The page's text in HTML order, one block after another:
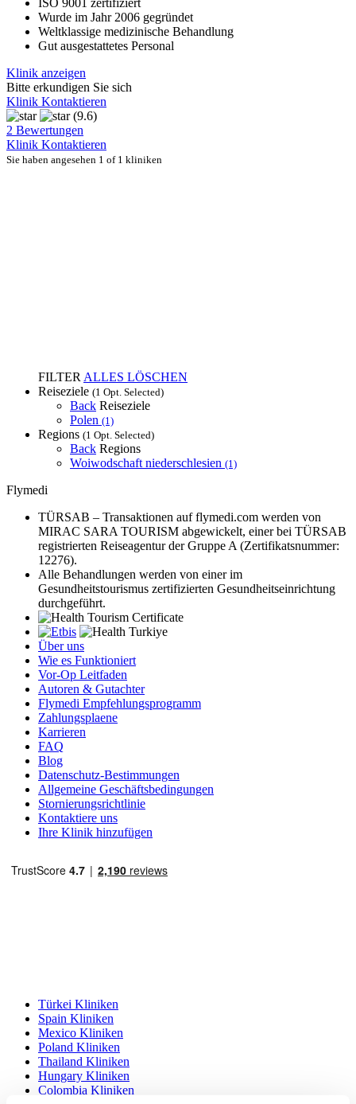
Wurde im Jahr 2006 gegründet
Weltklassige medizinische Behandlung
Gut ausgestattetes Personal
Klinik anzeigen
Bitte erkundigen Sie sich
Klinik Kontaktieren
(9.6)
2 Bewertungen
Klinik Kontaktieren
Sie haben angesehen 1 of 1 kliniken
FILTER ALLES LÖSCHEN
Reiseziele (1 Opt. Selected)
Back Reiseziele
Polen (1)
Regions (1 Opt. Selected)
Back Regions
Woiwodschaft niederschlesien (1)
Flymedi
TÜRSAB – Transaktionen auf flymedi.com werden von
MIRAC SARA TOURISM abgewickelt, einer bei TÜRSAB
registrierten Reiseagentur der Gruppe A (Zertifikatsnummer:
12276).
Alle Behandlungen werden von einer im
Gesundheitstourismus zertifizierten Gesundheitseinrichtung
durchgeführt.
Über uns
Wie es Funktioniert
Vor-Op Leitfaden
Autoren & Gutachter
Flymedi Empfehlungsprogramm
Zahlungsplaene
Karrieren
FAQ
Blog
Datenschutz-Bestimmungen
Allgemeine Geschäftsbedingungen
Stornierungsrichtlinie
Kontaktiere uns
Ihre Klinik hinzufügen
Türkei Kliniken
Spain Kliniken
Mexico Kliniken
Poland Kliniken
Thailand Kliniken
Hungary Kliniken
Colombia Kliniken